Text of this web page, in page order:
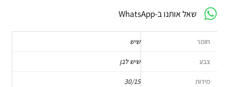
טבעי
שאל אותנו ב-WhatsApp
חומר שיש
צבע שיש לבן
מידות 30/15